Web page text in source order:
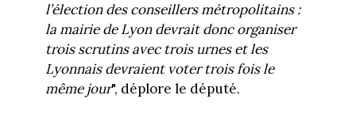
l’élection des conseillers métropolitains :
la mairie de Lyon devrait donc organiser
trois scrutins avec trois urnes et les
Lyonnais devraient voter trois fois le
même jour", déplore le député.